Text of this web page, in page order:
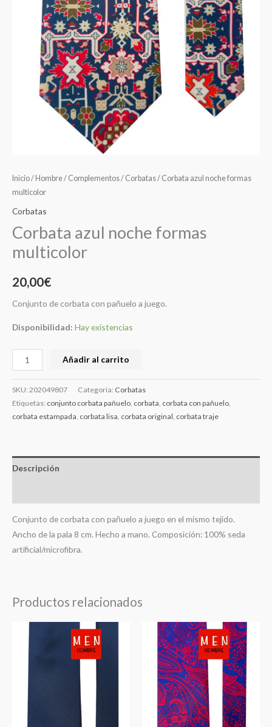
Inicio/ Hombre/ Complementos/ Corbatas/ Corbata azul noche formas
multicolor
Corbatas
Corbata azul noche formas
multicolor
20,00€
Conjunto de corbata con pañuelo a juego.
Disponibilidad: Hay existencias
Añadir al carrito
SKU: 202049807 Categoría: Corbatas
Etiquetas: conjunto corbata pañuelo corbata corbata con pañuelo
corbata estampada corbata lisa corbata original corbata traje
Descripción
Conjunto de corbata con pañuelo a juego en el mismo tejido.
Ancho de la pala 8 cm. Hecho a mano. Composición: 100% seda
artificial/microfibra.
Productos relacionados